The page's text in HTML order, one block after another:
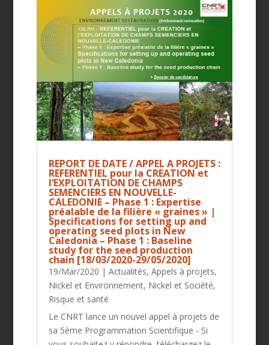
REPORT DE DATE / APPEL A PROJETS :
REFERENTIEL pour la CREATION et
l’EXPLOITATION DE CHAMPS
SEMENCIERS EN NOUVELLE-
CALEDONIE – Phase 1 : Expertise
préalable de la filière « graines » |
Specifications for setting up and
operating seed plots in New
Caledonia – Phase 1 : Baseline
study for the seed production
chain [18/03/2020-29/05/2020]
19/Mar/2020 | Actualités, Appels à projets,
Nickel et Environnement, Nickel et Société,
Risque et santé
Le CNRT lance un nouvel appel à projets de
sa 5ème Programmation Scientifique - Si